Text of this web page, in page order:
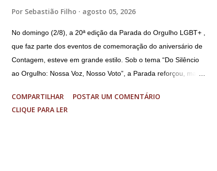
Por Sebastião Filho agosto 05, 2026
No domingo (2/8), a 20ª edição da Parada do Orgulho LGBT+ ,
que faz parte dos eventos de comemoração do aniversário de
Contagem, esteve em grande estilo. Sob o tema “Do Silêncio
ao Orgulho: Nossa Voz, Nosso Voto”, a Parada reforçou, mais
município. A concentração foi na Praça da Glória, que estava
preparada com um palco e contou com diversos shows,
COMPARTILHAR
POSTAR UM COMENTÁRIO
CLIQUE PARA LER